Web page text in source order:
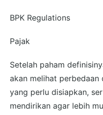
BPK Regulations
Pajak
Setelah paham
akan melihat perbedaan
yang perlu disiapkan,
mendirikan agar lebih